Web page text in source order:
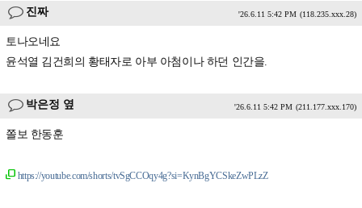
진짜 '26.6.11 5:42 PM (118.235.xxx.28)
토나오네요
윤석열 김건희의 황태자로 아부 아첨이나 하던 인간을.
박은정 옆 '26.6.11 5:42 PM (211.177.xxx.170)
쫄보 한동훈
https://youtube.com/shorts/tvSgCCOqy4g?si=KynBgYCSkeZwPLzZ